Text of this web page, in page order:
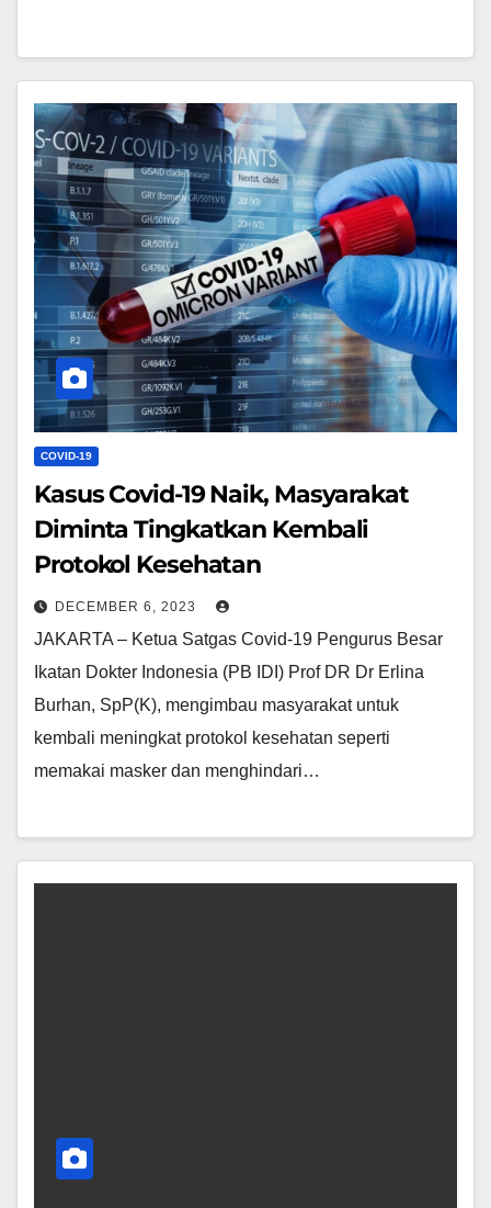
COVID-19
Kasus Covid-19 Naik, Masyarakat
Diminta Tingkatkan Kembali
Protokol Kesehatan
DECEMBER 6, 2023
JAKARTA – Ketua Satgas Covid-19 Pengurus Besar
Ikatan Dokter Indonesia (PB IDI) Prof DR Dr Erlina
Burhan, SpP(K), mengimbau masyarakat untuk
kembali meningkat protokol kesehatan seperti
memakai masker dan menghindari…